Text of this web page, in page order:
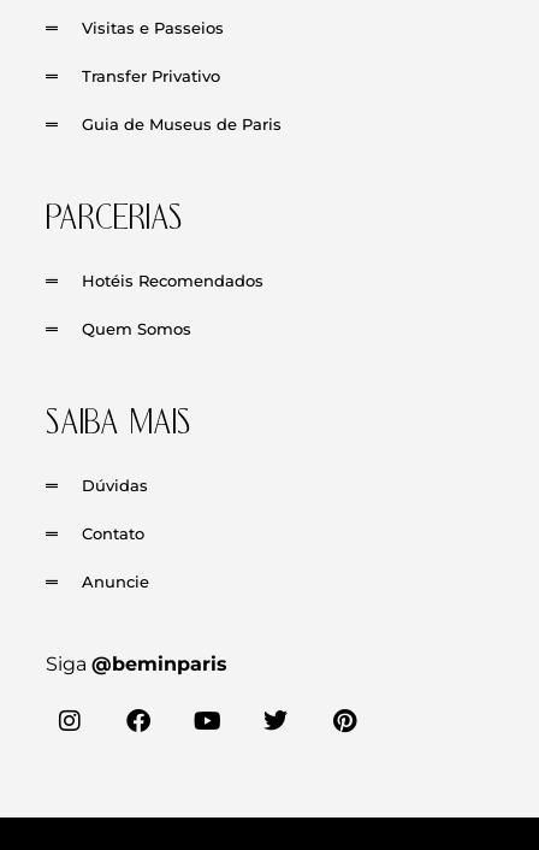
Visitas e Passeios
Transfer Privativo
Guia de Museus de Paris
PARCERIAS
Hotéis Recomendados
Quem Somos
SAIBA MAIS
Dúvidas
Contato
Anuncie
Siga @beminparis